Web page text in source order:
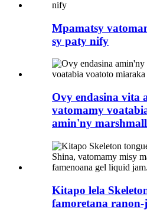
Mpamatsy
sy paty nify
Ovy endasina vita
vatomamy
amin'ny
Kitapo lela
famoretana ranon-